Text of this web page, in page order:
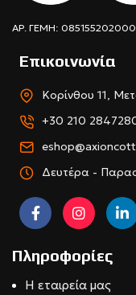
ΑΡ. ΓΕΜΗ: 085155202000
Επικοινωνία
Κορίνθου 11,
+30 210
Δευτέρα -
Πληροφορίες
Η εταιρεία μας